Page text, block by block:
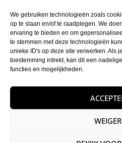
We gebruiken technologieën zoals
op te slaan en/of te raadplegen. We
ervaring te bieden en om
te stemmen met deze technologieën
unieke ID's op deze site verwerken. Als
toestemming intrekt, kan dit een
functies en mogelijkheden.
Volg ons op de socials
Instagram
Facebook
Contactgegevens